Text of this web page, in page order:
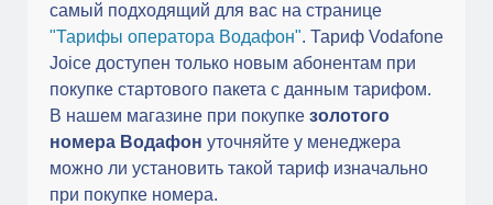
самый подходящий для вас на странице
"Тарифы оператора Водафон". Тариф Vodafone
Joice доступен только новым абонентам при
покупке стартового пакета с данным тарифом.
В нашем магазине при покупке золотого
номера Водафон уточняйте у менеджера
можно ли установить такой тариф изначально
при покупке номера.